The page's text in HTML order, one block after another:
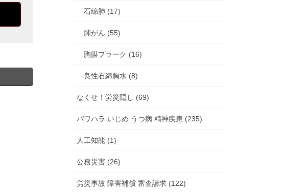
石綿肺 (17)
肺がん (55)
胸膜プラーク (16)
良性石綿胸水 (8)
なくせ！労災隠し (69)
パワハラ いじめ うつ病 精神疾患 (235)
人工知能 (1)
公務災害 (26)
労災事故 障害補償 審査請求 (122)